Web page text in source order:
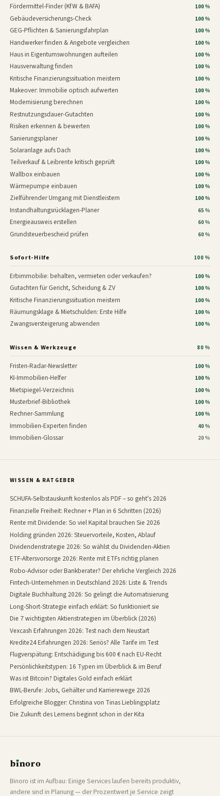
Fördermittel-Finder (KfW & BAFA) 100 %
Gebäudeversicherungs-Check 100 %
GEG-Pflichten & Sanierungsfahrplan 100 %
Handwerker finden & Angebote vergleichen 100 %
Haus in Eigentumswohnungen aufteilen 100 %
Hausverwaltung finden 100 %
Kritische Finanzierungssituation meistern 100 %
Makeover: Immobilie optisch aufwerten 100 %
Modernisierung berechnen 100 %
Restnutzungsdauer-Gutachten 100 %
Risiken erkennen & bewerten 100 %
Sanierungsplaner 100 %
Solaranlage aufs Dach 100 %
Teilverkauf & Leibrente kritisch geprüft 100 %
Wallbox einbauen 100 %
Wärmepumpe einbauen 100 %
Zielführender Umgang mit Dienstleistern 100 %
Instandhaltungsrücklagen-Planer 65 %
Energieausweis erstellen 60 %
Grundsteuerbescheid prüfen 60 %
Sofort-Hilfe 100 %
Erbimmobilie: behalten, vermieten oder verkaufen? 100 %
Gutachten für Gericht, Scheidung & ZV 100 %
Kritische Finanzierungssituation meistern 100 %
Räumungsklage & Mietschulden: Erste Hilfe 100 %
Zwangsversteigerung abwenden 100 %
Wissen & Werkzeuge 80 %
Fristen-Radar-Newsletter 100 %
KI-Immobilien-Helfer 100 %
Mietspiegel-Verzeichnis 100 %
Musterbrief-Bibliothek 100 %
Rechner-Sammlung 100 %
Immobilien-Experten finden 40 %
Immobilien-Glossar 20 %
WISSEN & RATGEBER
SCHUFA-Selbstauskunft kostenlos als PDF – so geht's 2026
Finanzielle Freiheit: Rechner + Plan in 6 Schritten (2026)
Rente mit Dividende: So viel Kapital brauchen Sie 2026
Holding gründen 2026: Steuervorteile, Kosten, Ablauf
Dividendenstrategie 2026: So wählst du Dividenden-Aktien
ETF-Altersvorsorge 2026: Rente mit ETFs richtig planen
Robo-Advisor oder Bankberater? Der ehrliche Vergleich 2026
Fintech-Unternehmen in Deutschland 2026: Liste & Trends
Digitale Buchhaltung 2026: So gelingt die Automatisierung
Long-Short-Strategie einfach erklärt: So funktioniert sie
Die 7 wichtigsten Aktienstrategien im Überblick (2026)
Vexcash Erfahrungen 2026: Test nach dem Neustart
Kredite24 Erfahrungen 2026: Seriös? Alle Tarife im Test
Flugverspätung: Entschädigung bis 600 € nach EU-Recht
Persönlichkeitstypen: 16 Typen im Überblick & im Beruf
Was ist Bitcoin? Digitales Gold einfach erklärt
BWL-Berufe: Jobs, Gehälter und Karrierewege 2026
Erfolgreiche Blogger: Christina von Tinas Lieblingsplatz
Die Zukunft des Lernens beginnt schon in der Kita
bınoro
Binoro ist im Aufbau: Einige Services laufen bereits produktiv,
andere sind in Planung — der Prozentwert je Service zeigt